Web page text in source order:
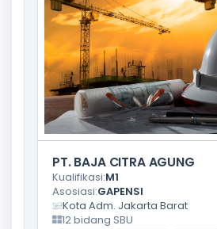
PT. BAJA CITRA AGUNG
Kualifikasi:M1
Asosiasi:GAPENSI
Kota Adm. Jakarta Barat
12 bidang SBU